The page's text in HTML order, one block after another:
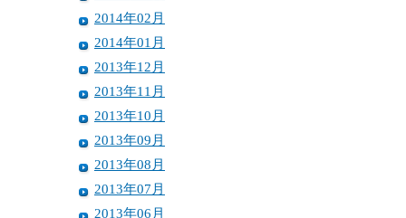
2014年02月
2014年01月
2013年12月
2013年11月
2013年10月
2013年09月
2013年08月
2013年07月
2013年06月